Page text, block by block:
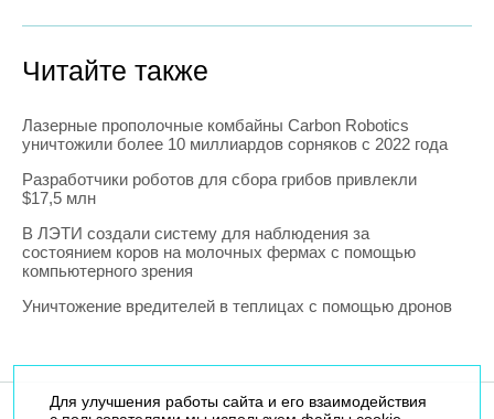
Читайте также
Лазерные прополочные комбайны Carbon Robotics
уничтожили более 10 миллиардов сорняков с 2022 года
Разработчики роботов для сбора грибов привлекли
$17,5 млн
В ЛЭТИ создали систему для наблюдения за
состоянием коров на молочных фермах с помощью
компьютерного зрения
Уничтожение вредителей в теплицах с помощью дронов
Для улучшения работы сайта и его взаимодействия